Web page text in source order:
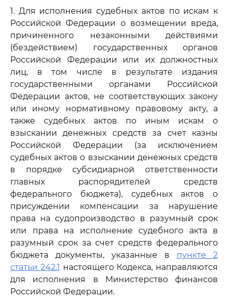
1. Для исполнения судебных актов по искам к
Российской Федерации о возмещении вреда,
причиненного незаконными действиями
(бездействием) государственных органов
Российской Федерации или их должностных
лиц, в том числе в результате издания
государственными органами Российской
Федерации актов, не соответствующих закону
или иному нормативному правовому акту, а
также судебных актов по иным искам о
взыскании денежных средств за счет казны
Российской Федерации (за исключением
судебных актов о взыскании денежных средств
в порядке субсидиарной ответственности
главных распорядителей средств
федерального бюджета), судебных актов о
присуждении компенсации за нарушение
права на судопроизводство в разумный срок
или права на исполнение судебного акта в
разумный срок за счет средств федерального
бюджета документы, указанные в пункте 2
статьи 242.1 настоящего Кодекса, направляются
для исполнения в Министерство финансов
Российской Федерации.